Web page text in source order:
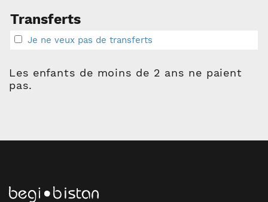
Transferts
Je ne veux pas de transferts
Les enfants de moins de 2 ans ne paient
pas.